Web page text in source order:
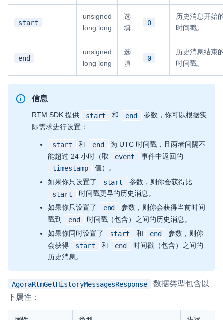
start
unsigned
long long
选
填
0
历史消息开始
时间戳。
end
unsigned
long long
选
填
0
历史消息结束
时间戳。
信息
RTM SDK 提供 start 和 end
参数，你可以根据实
际需求进行设置：
start 和 end
为 UTC 时间戳，且两者间隔不
能超过 24 小时（取
event
事件中返回的
timestamp
值）。
如果你只设置了
start
参数，则你会获得比
start
时间戳更早的历史消息。
如果你只设置了
end
参数，则你会获得当前时间
戳到
end
时间戳（包含）之间的历史消息。
如果你同时设置了
start 和 end
参数，则你
会获得
start 和 end
时间戳（包含）之间的
历史消息。
AgoraRtmGetHistoryMessagesResponse
数据类型包含以
下属性：